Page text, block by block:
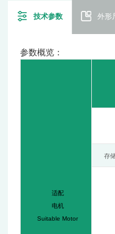
技术参数 外形
参数概览：
适配
电机
Suitable Motor
存